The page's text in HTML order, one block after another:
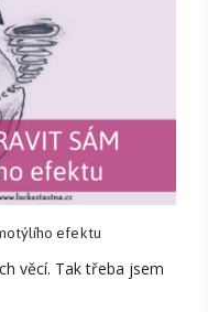
efektu
věcí. Tak třeba jsem